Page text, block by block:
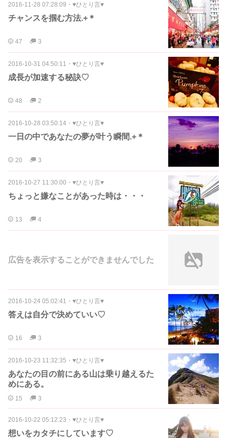
2016-11-28 07:28:09 ・ ♥ひとり言♥
チャンスを掴む方法.+＊
47 3
2016-10-31 04:50:11 ・ ♥ひとり言♥
成長が加速する秘訣♡
48 2
2016-10-28 03:50:14 ・ ♥ひとり言♥
一日の中であなたの夢が叶う瞬間.+＊
20 3
2016-10-27 11:30:00 ・ ♥ひとり言♥
ちょっと嫌なことがあった時は・・・
13 4
広告を表示することができませんでした
2016-10-24 05:02:41 ・ ♥ひとり言♥
答えは自分で決めていい♡
16 3
2016-10-23 11:32:35 ・ ♥ひとり言♥
あなたの目の前にある山は乗り越えるた
めにある。
15 3
2016-10-22 05:12:23 ・ ♥ひとり言♥
想いをカタチにしています♡